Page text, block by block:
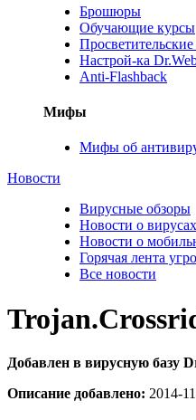
Брошюры
Обучающие курсы
Настрой-ка
Anti-Flashback
Мифы
Мифы об
Новости
Вирусные обзоры
Новости о вирусах
Новости о
Горячая лента
Все новости
Добавлен в вирусную базу
Описание добавлено: 2014-